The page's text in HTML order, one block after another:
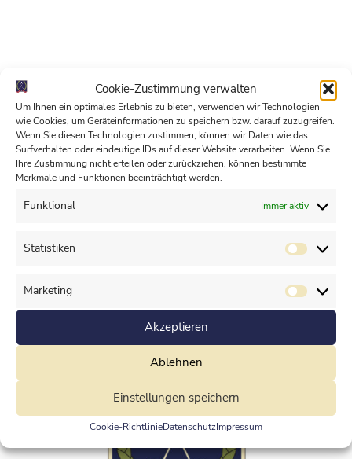
Cookie-Zustimmung verwalten
Um Ihnen ein optimales Erlebnis zu bieten, verwenden wir Technologien
wie Cookies, um Geräteinformationen zu speichern bzw. darauf zuzugreifen.
Wenn Sie diesen Technologien zustimmen, können wir Daten wie das
Surfverhalten oder eindeutige IDs auf dieser Website verarbeiten. Wenn Sie
Ihre Zustimmung nicht erteilen oder zurückziehen, können bestimmte
Merkmale und Funktionen beeinträchtigt werden.
Funktional Immer aktiv
Statistiken
Marketing
Akzeptieren
Ablehnen
Einstellungen speichern
Cookie-RichtlinieDatenschutzImpressum
Sie sich bitte unter Aktuelles!*** **Kein